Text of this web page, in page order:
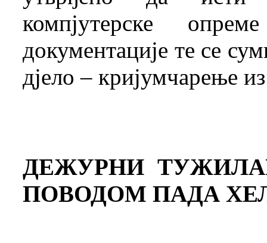
компјутерске
документације те се
дјело – кријумчарење
ДЕЖУРНИ
ПОВОДОМ ПАДА